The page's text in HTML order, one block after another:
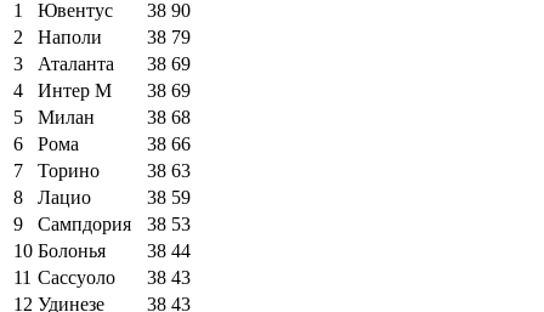
1
Ювентус 38 90
2
Наполи 38 79
3
Аталанта 38 69
4
Интер М 38 69
5
Милан 38 68
6
Рома 38 66
7
Торино 38 63
8
Лацио 38 59
9
Сампдория 38 53
10 Болонья 38 44
11 Сассуоло 38 43
12 Удинезе 38 43